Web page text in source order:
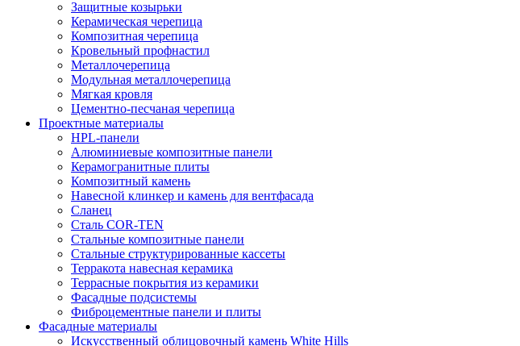
Защитные козырьки
Керамическая черепица
Композитная черепица
Кровельный профнастил
Металлочерепица
Модульная металлочерепица
Мягкая кровля
Цементно-песчаная черепица
Проектные материалы
HPL-панели
Алюминиевые композитные панели
Керамогранитные плиты
Композитный камень
Навесной клинкер и камень для вентфасада
Сланец
Сталь COR-TEN
Стальные композитные панели
Стальные структурированные кассеты
Терракота навесная керамика
Террасные покрытия из керамики
Фасадные подсистемы
Фиброцементные панели и плиты
Фасадные материалы
Искусственный облицовочный камень White Hills